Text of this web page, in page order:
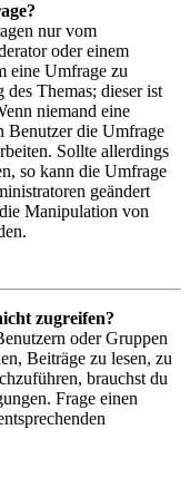
nur vom
oder einem
eine Umfrage zu
des Themas; dieser ist
niemand eine
Benutzer die Umfrage
Sollte allerdings
so kann die Umfrage
geändert
Manipulation von
zugreifen?
oder Gruppen
Beiträge zu lesen, zu
brauchst du
Frage einen